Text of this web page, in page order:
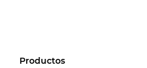
Productos